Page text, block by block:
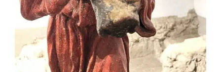
La revue Responsables